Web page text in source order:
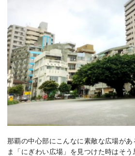
那覇の中心部にこんなに素敵な広場が
ま「にぎわい広場」を見つけた時はそ